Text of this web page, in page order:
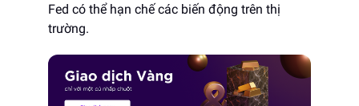
Fed có thể hạn chế các biến động trên thị
trường.